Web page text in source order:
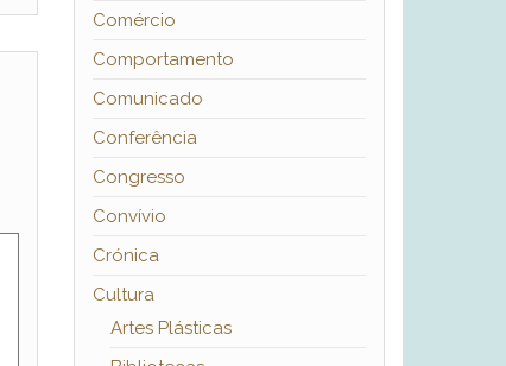
Comércio
Comportamento
Comunicado
Conferência
Congresso
Convívio
Crónica
Cultura
Artes Plásticas